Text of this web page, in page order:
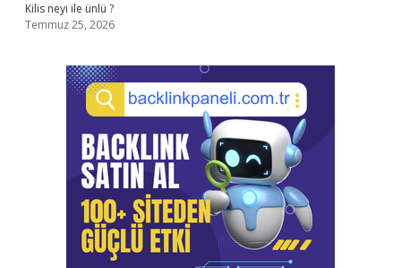
Kilis neyi ile ünlü ?
Temmuz 25, 2026